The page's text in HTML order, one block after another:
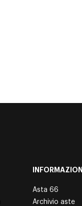
INFORMAZIONI
Asta 66
Archivio aste